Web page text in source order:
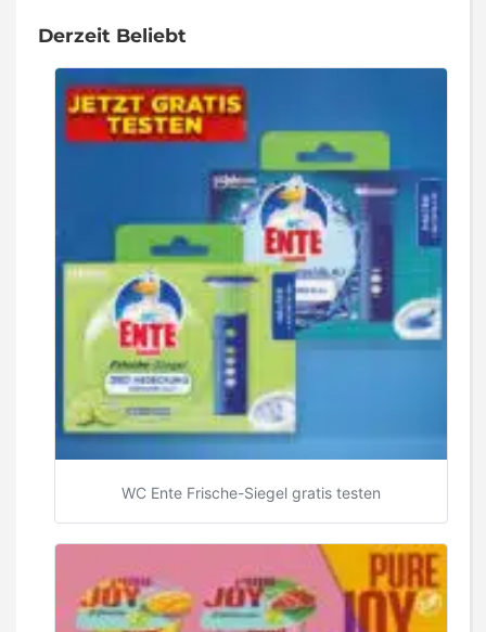
Derzeit Beliebt
WC Ente Frische-Siegel gratis testen